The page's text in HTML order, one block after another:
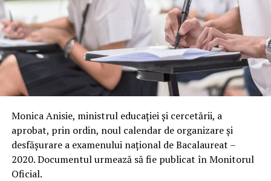
Monica Anisie, ministrul educației și cercetării, a
aprobat, prin ordin, noul calendar de organizare și
desfășurare a examenului național de Bacalaureat –
2020. Documentul urmează să fie publicat în Monitorul
Oficial.